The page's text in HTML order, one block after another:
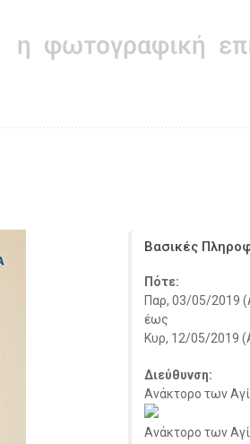
Βασικές
Πότε:
Παρ, 03/05/2019
έως
Κυρ, 12/05/2019
Διεύθυνση:
Ανάκτορο των
Ανάκτορο των